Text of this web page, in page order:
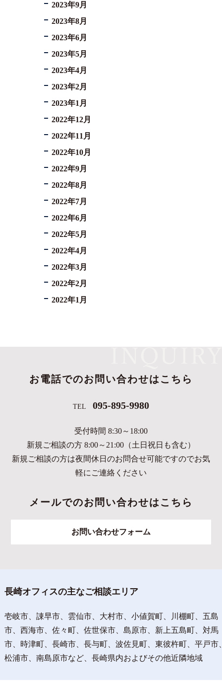
2023年9月
2023年8月
2023年6月
2023年5月
2023年4月
2023年2月
2023年1月
2022年12月
2022年11月
2022年10月
2022年9月
2022年8月
2022年7月
2022年6月
2022年5月
2022年4月
2022年3月
2022年2月
2022年1月
お電話でのお問い合わせはこちら
TEL 095-895-9980
受付時間 8:30～18:00
新規ご相談の方 8:00～21:00（土日祝日も含む）
新規ご相談の方は夜間休日のお問合せ可能ですのでお気
軽にご連絡ください
メールでのお問い合わせはこちら
お問い合わせフォーム
長崎オフィスの主なご相談エリア
壱岐市、諌早市、雲仙市、大村市、小値賀町、川棚町、五島
市、西海市、佐々町、佐世保市、島原市、新上五島町、対馬
市、時津町、長崎市、長与町、波佐見町、東彼杵町、平戸市
松浦市、南島原市など、長崎県内およびその他近隣地域